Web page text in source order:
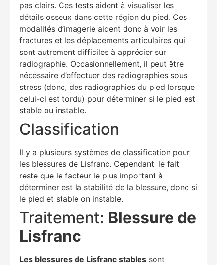
pas clairs. Ces tests aident à visualiser les
détails osseux dans cette région du pied. Ces
modalités d’imagerie aident donc à voir les
fractures et les déplacements articulaires qui
sont autrement difficiles à apprécier sur
radiographie. Occasionnellement, il peut être
nécessaire d’effectuer des radiographies sous
stress (donc, des radiographies du pied lorsque
celui-ci est tordu) pour déterminer si le pied est
stable ou instable.
Classification
Il y a plusieurs systèmes de classification pour
les blessures de Lisfranc. Cependant, le fait
reste que le facteur le plus important à
déterminer est la stabilité de la blessure, donc si
le pied et stable on instable.
Traitement: Blessure de
Lisfranc
Les blessures de Lisfranc stables sont